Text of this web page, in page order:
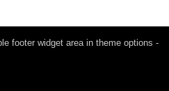
footer widget area in theme options -